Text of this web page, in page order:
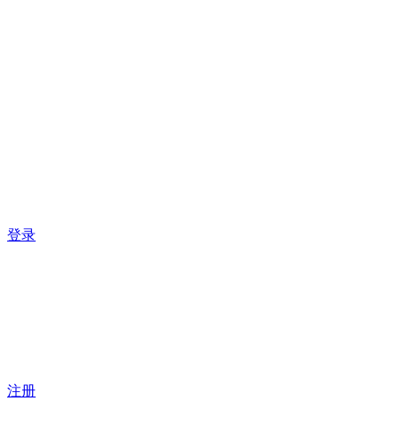
登录
注册